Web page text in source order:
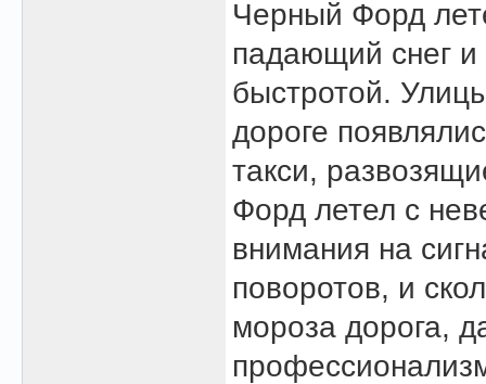
Черный Форд
падающий снег и
быстротой.
дороге
такси,
Форд летел с
внимания на
поворотов, и
мороза дорога,